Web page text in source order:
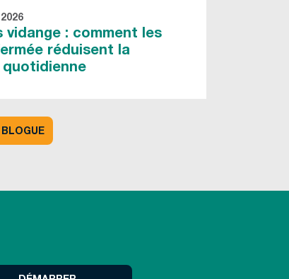
vidange : comment les
réduisent la